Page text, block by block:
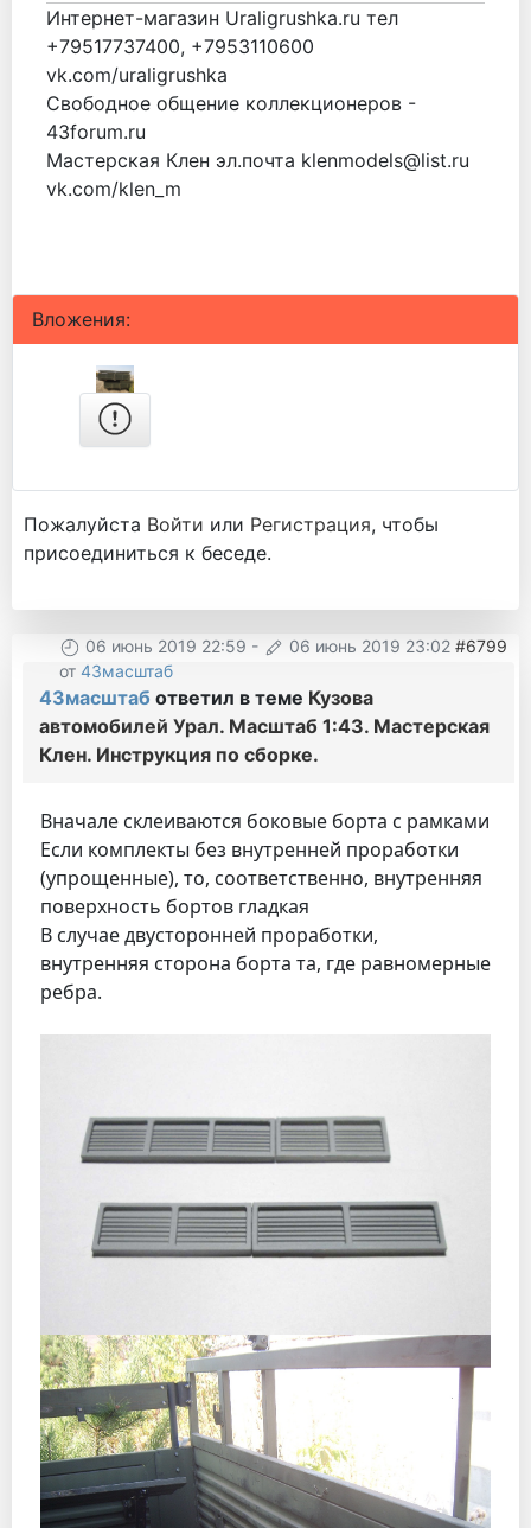
Интернет-магазин Uraligrushka.ru тел
+79517737400, +7953110600
vk.com/uraligrushka
Свободное общение коллекционеров -
43forum.ru
Мастерская Клен эл.почта klenmodels@list.ru
vk.com/klen_m
Вложения:
Пожалуйста Войти или Регистрация, чтобы
присоединиться к беседе.
06 июнь 2019 22:59 - 06 июнь 2019 23:02 #6799
от 43масштаб
43масштаб ответил в теме Кузова
автомобилей Урал. Масштаб 1:43. Мастерская
Клен. Инструкция по сборке.
Вначале склеиваются боковые борта с рамками
Если комплекты без внутренней проработки
(упрощенные), то, соответственно, внутренняя
поверхность бортов гладкая
В случае двусторонней проработки,
внутренняя сторона борта та, где равномерные
ребра.